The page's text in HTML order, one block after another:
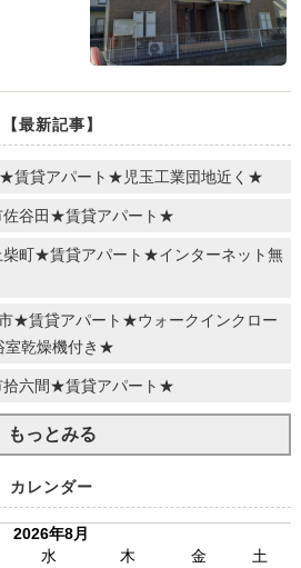
【最新記事】
貸アパート★児玉工業団地近く★
谷田★賃貸アパート★
町★賃貸アパート★インターネット無
★賃貸アパート★ウォークインクロー
室乾燥機付き★
六間★賃貸アパート★
もっとみる
カレンダー
2026年8月
水 木 金
土